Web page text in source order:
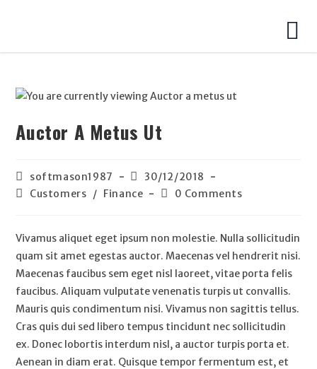
Auctor A Metus Ut
softmason1987
30/12/2018
Customers / Finance 0 Comments
Vivamus aliquet eget ipsum non molestie. Nulla sollicitudin
quam sit amet egestas auctor. Maecenas vel hendrerit nisi.
Maecenas faucibus sem eget nisl laoreet, vitae porta felis
faucibus. Aliquam vulputate venenatis turpis ut convallis.
Mauris quis condimentum nisi. Vivamus non sagittis tellus.
Cras quis dui sed libero tempus tincidunt nec sollicitudin
ex. Donec lobortis interdum nisl, a auctor turpis porta et.
Aenean in diam erat. Quisque tempor fermentum est, et